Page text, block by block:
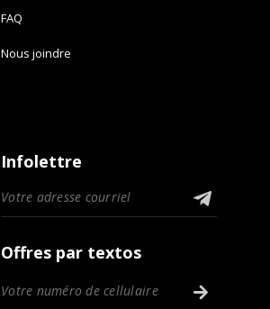
FAQ
Nous joindre
Infolettre
Offres par textos